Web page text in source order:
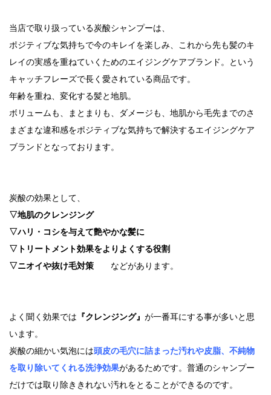
当店で取り扱っている炭酸シャンプーは、
ポジティブな気持ちで今のキレイを楽しみ、これから先も髪のキ
レイの実感を重ねていくためのエイジングケアブランド。という
キャッチフレーズで長く愛されている商品です。
年齢を重ね、変化する髪と地肌。
ボリュームも、まとまりも、ダメージも、地肌から毛先までのさ
まざまな違和感をポジティブな気持ちで解決するエイジングケア
ブランドとなっております。
炭酸の効果として、
▽地肌のクレンジング
▽ハリ・コシを与えて艶やかな髪に
▽トリートメント効果をよりよくする役割
▽ニオイや抜け毛対策 などがあります。
よく聞く効果では 『クレンジング』 が一番耳にする事が多いと思
います。
炭酸の細かい気泡には頭皮の毛穴に詰まった汚れや皮脂、不純物
を取り除いてくれる洗浄効果があるためです。普通のシャンプー
だけでは取り除ききれない汚れをとることができるのです。